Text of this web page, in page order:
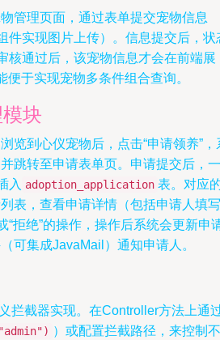
管理页面，通过表单提交宠物信息
件实现图片上传）。信息提交后，状
核通过后，该宠物信息才会在前端展
于实现宠物多条件组合查询。
块
览到心仪宠物后，点击“申请领养”，
跳转至申请表单页。申请提交后，一
入 adoption_application 表。对应
表，查看申请详情（包括申请人填写
“拒绝”的操作，操作后系统会更新申
可集成JavaMail）通知申请人。
拦截器实现。在Controller方法上通
）或配置拦截路径，来控制不